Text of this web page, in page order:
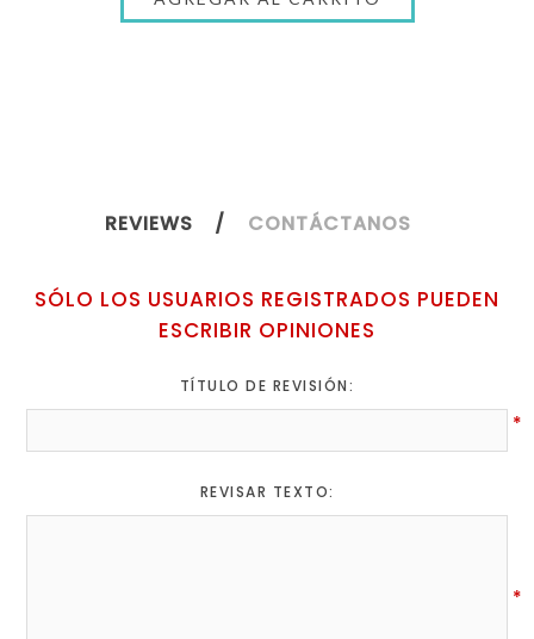
REVIEWS CONTÁCTANOS
SÓLO LOS USUARIOS REGISTRADOS PUEDEN
ESCRIBIR OPINIONES
TÍTULO DE REVISIÓN:
*
REVISAR TEXTO:
*